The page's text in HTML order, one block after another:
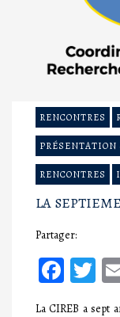
RENCONTRES
PRÉSENTATION
RENCONTRES
LA
Partager:
La CIREB a sept